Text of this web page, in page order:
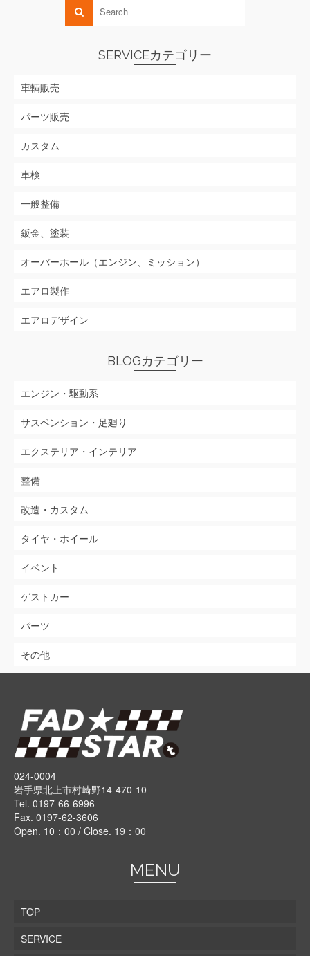
SERVICEカテゴリー
車輌販売
パーツ販売
カスタム
車検
一般整備
鈑金、塗装
オーバーホール（エンジン、ミッション）
エアロ製作
エアロデザイン
BLOGカテゴリー
エンジン・駆動系
サスペンション・足廻り
エクステリア・インテリア
整備
改造・カスタム
タイヤ・ホイール
イベント
ゲストカー
パーツ
その他
024-0004
岩手県北上市村崎野14-470-10
Tel. 0197-66-6996
Fax. 0197-62-3606
Open. 10：00 / Close. 19：00
MENU
TOP
SERVICE